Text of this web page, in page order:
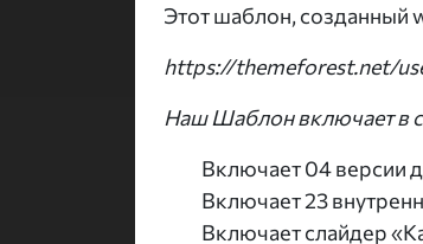
Этот шаблон, созданный
https://themeforest.net/
Наш Шаблон включает в
Включает 04 версии
Включает 23
Включает слайдер